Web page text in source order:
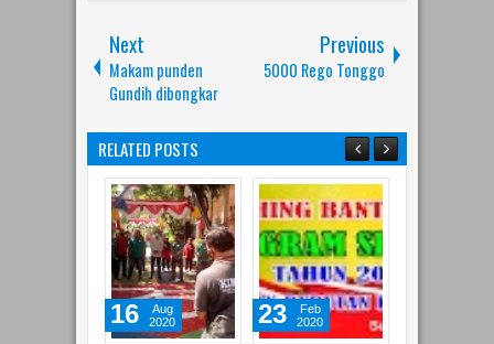
Next
Makam punden
Gundih dibongkar
Previous
5000 Rego Tonggo
RELATED POSTS
23
Feb
2020
27
May
2019